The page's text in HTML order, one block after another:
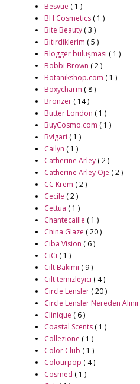
Besvue ( 1 )
BH Cosmetics ( 1 )
Bite Beauty ( 3 )
Bitirdiklerim ( 5 )
Blogger buluşması ( 1 )
Bobbi Brown ( 2 )
Botanikshop.com ( 1 )
Boxycharm ( 8 )
Bronzer ( 14 )
Butter London ( 1 )
BuyCosmo.com ( 1 )
Bvlgari ( 1 )
Cailyn ( 1 )
Catherine Arley ( 2 )
Catherine Arley Oje ( 2 )
CC Krem ( 2 )
Cecile ( 2 )
Cettua ( 1 )
Chantecaille ( 1 )
China Glaze ( 20 )
Ciba Vision ( 6 )
CiCi ( 1 )
Cilt Bakımı ( 9 )
Cilt temizleyici ( 4 )
Circle Lensler ( 20 )
Circle Lensler Nereden Alınır
Clinique ( 6 )
Coastal Scents ( 1 )
Collezione ( 1 )
Color Club ( 1 )
Colourpop ( 4 )
Cosmed ( 1 )